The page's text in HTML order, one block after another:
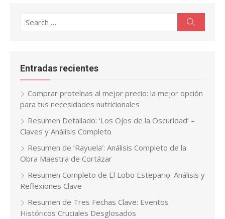
Search
Entradas recientes
Comprar proteínas al mejor precio: la mejor opción
para tus necesidades nutricionales
Resumen Detallado: ‘Los Ojos de la Oscuridad’ –
Claves y Análisis Completo
Resumen de ‘Rayuela’: Análisis Completo de la
Obra Maestra de Cortázar
Resumen Completo de El Lobo Estepario: Análisis y
Reflexiones Clave
Resumen de Tres Fechas Clave: Eventos
Históricos Cruciales Desglosados